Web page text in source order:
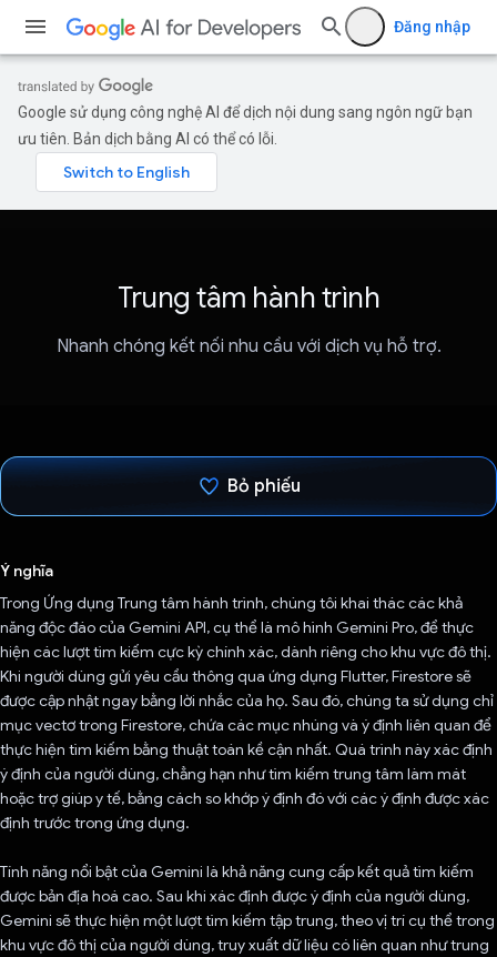
Đăng nhập
Google sử dụng công nghệ AI để dịch nội dung sang ngôn ngữ bạn
ưu tiên. Bản dịch bằng AI có thể có lỗi.
Trung tâm hành trình
Nhanh chóng kết nối nhu cầu với dịch vụ hỗ trợ.
Bỏ phiếu
Ý nghĩa
Trong Ứng dụng Trung tâm hành trình, chúng tôi khai thác các khả
năng độc đáo của Gemini API, cụ thể là mô hình Gemini Pro, để thực
hiện các lượt tìm kiếm cực kỳ chính xác, dành riêng cho khu vực đô thị.
Khi người dùng gửi yêu cầu thông qua ứng dụng Flutter, Firestore sẽ
được cập nhật ngay bằng lời nhắc của họ. Sau đó, chúng ta sử dụng chỉ
mục vectơ trong Firestore, chứa các mục nhúng và ý định liên quan để
thực hiện tìm kiếm bằng thuật toán kề cận nhất. Quá trình này xác định
ý định của người dùng, chẳng hạn như tìm kiếm trung tâm làm mát
hoặc trợ giúp y tế, bằng cách so khớp ý định đó với các ý định được xác
định trước trong ứng dụng.
Tính năng nổi bật của Gemini là khả năng cung cấp kết quả tìm kiếm
được bản địa hoá cao. Sau khi xác định được ý định của người dùng,
Gemini sẽ thực hiện một lượt tìm kiếm tập trung, theo vị trí cụ thể trong
khu vực đô thị của người dùng, truy xuất dữ liệu có liên quan như trung